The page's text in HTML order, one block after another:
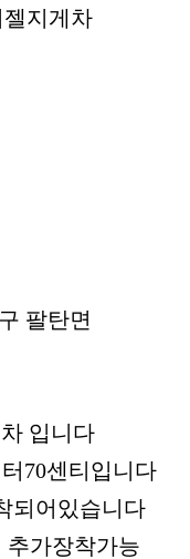
지게차
팔탄면
입니다
70센티입니다
되어있습니다
가장착가능